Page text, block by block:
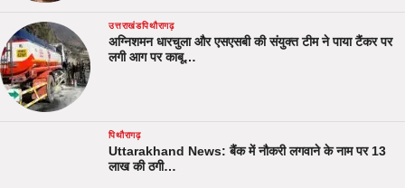
उत्तराखंडपिथौरागढ़
अग्निशमन धारचुला और एसएसबी की संयुक्त टीम ने पाया टैंकर पर
लगी आग पर काबू…
पिथौरागढ़
Uttarakhand News: बैंक में नौकरी लगवाने के नाम पर 13
लाख की ठगी…